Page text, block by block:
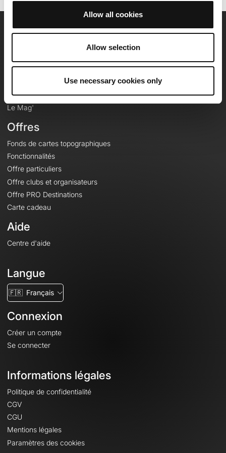
Allow all cookies
Allow selection
Use necessary cookies only
Carrières
Contact
Le Mag'
Offres
Fonds de cartes topographiques
Fonctionnalités
Offre particuliers
Offre clubs et organisateurs
Offre PRO Destinations
Carte cadeau
Aide
Centre d'aide
Langue
🇫🇷 Français
Connexion
Créer un compte
Se connecter
Informations légales
Politique de confidentialité
CGV
CGU
Mentions légales
Paramètres des cookies